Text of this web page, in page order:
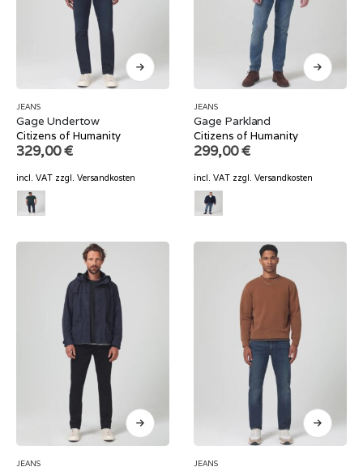
JEANS
Gage Undertow
Citizens of Humanity
329,00€
incl. VAT zzgl. Versandkosten
JEANS
Gage Parkland
Citizens of Humanity
299,00€
incl. VAT zzgl. Versandkosten
JEANS JEANS